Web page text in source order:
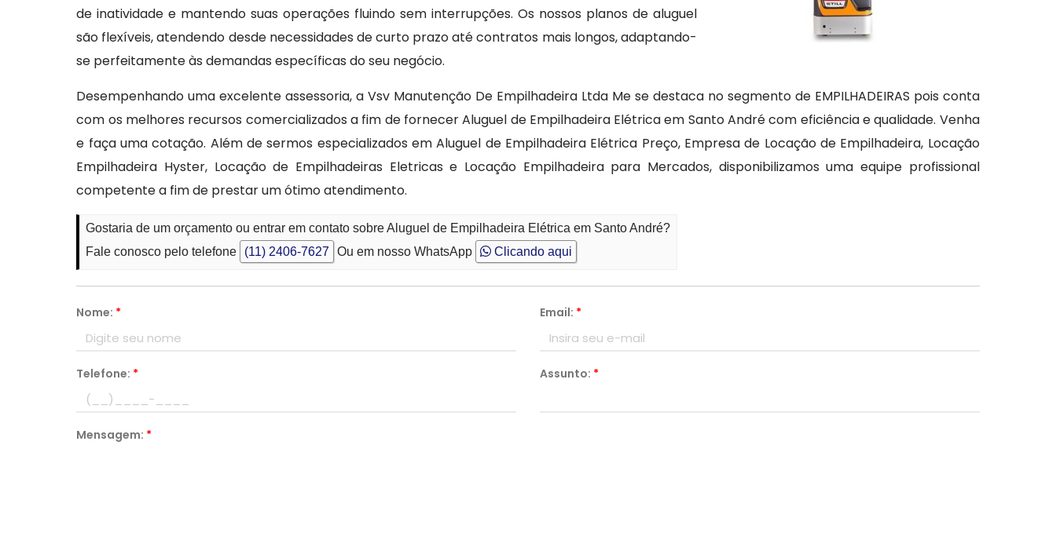
de inatividade e mantendo suas operações fluindo sem interrupções. Os nossos planos de aluguel
são flexíveis, atendendo desde necessidades de curto prazo até contratos mais longos, adaptando-
se perfeitamente às demandas específicas do seu negócio.
Desempenhando uma excelente assessoria, a Vsv Manutenção De Empilhadeira Ltda Me se destaca no segmento de EMPILHADEIRAS pois conta
com os melhores recursos comercializados a fim de fornecer Aluguel de Empilhadeira Elétrica em Santo André com eficiência e qualidade. Venha
e faça uma cotação. Além de sermos especializados em Aluguel de Empilhadeira Elétrica Preço, Empresa de Locação de Empilhadeira, Locação
Empilhadeira Hyster, Locação de Empilhadeiras Eletricas e Locação Empilhadeira para Mercados, disponibilizamos uma equipe profissional
competente a fim de prestar um ótimo atendimento.
Gostaria de um orçamento ou entrar em contato sobre Aluguel de Empilhadeira Elétrica em Santo André?
Fale conosco pelo telefone
(11) 2406-7627 Ou em nosso WhatsApp Clicando aqui
Nome: * Email: *
Telefone: * Assunto: *
Mensagem: *